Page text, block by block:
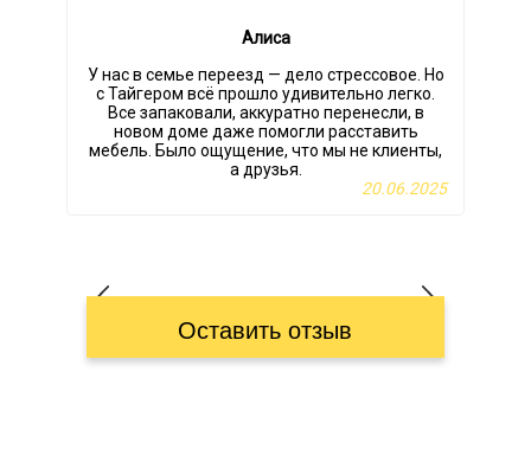
Алиса
У нас в семье переезд — дело стрессовое. Но
с Тайгером всё прошло удивительно легко.
Все запаковали, аккуратно перенесли, в
новом доме даже помогли расставить
мебель. Было ощущение, что мы не клиенты,
а друзья.
20.06.2025
Оставить отзыв